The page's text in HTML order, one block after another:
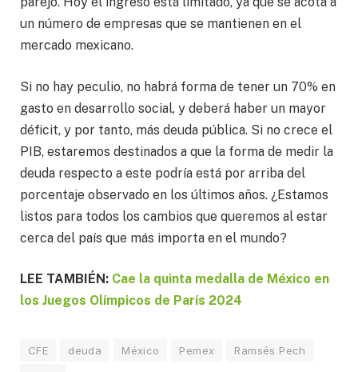
un número de empresas que se mantienen en el
mercado mexicano.
Si no hay peculio, no habrá forma de tener un 70% en
gasto en desarrollo social, y deberá haber un mayor
déficit, y por tanto, más deuda pública. Si no crece el
PIB, estaremos destinados a que la forma de medir la
deuda respecto a este podría está por arriba del
porcentaje observado en los últimos años. ¿Estamos
listos para todos los cambios que queremos al estar
cerca del país que más importa en el mundo?
LEE TAMBIÉN: Cae la quinta medalla de México en
los Juegos Olímpicos de París 2024
CFE deuda México Pemex
Ramsés Pech